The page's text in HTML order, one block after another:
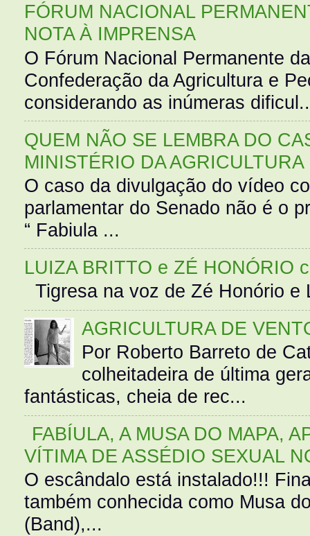
FÓRUM NACIONAL
NOTA À IMPRENSA
O Fórum Nacional Permanente
Confederação da Agricultura e
considerando as inúmeras
QUEM NÃO SE LEMBRA DO
MINISTÉRIO DA AGRICULTURA
O caso da divulgação do vídeo
parlamentar do Senado não é o
“ Fabiula ...
LUIZA BRITTO e ZÉ HONÓRIO
Tigresa na voz de Zé Honório
AGRICULTURA DE
Por Roberto Barreto de
colheitadeira de última
fantásticas, cheia de rec...
FABÍULA, A MUSA DO MAPA,
VÍTIMA DE ASSÉDIO SEXUAL
O escândalo está instalado!!!
também conhecida como Musa
(Band),...